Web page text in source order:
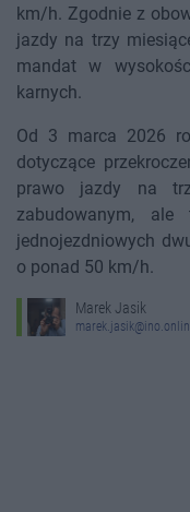
km/h. Zgodnie z
jazdy na trzy
mandat w
karnych.
Od 3 marca 2026
dotyczące
prawo jazdy na
zabudowanym,
jednojezdniowych
o ponad 50 km/h.
Marek Jasik